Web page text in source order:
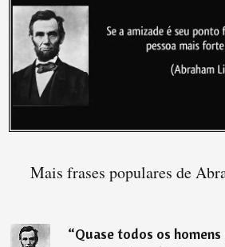
Mais frases populares de
“Quase todos os homens